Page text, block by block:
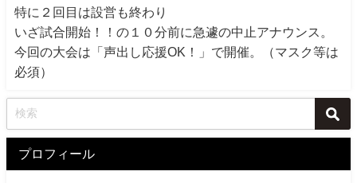
特に２回目は設営も終わり
いざ試合開始！！の１０分前に急遽の中止アナウンス。
今回の大会は「声出し応援OK！」で開催。（マスク等は
必須）
プロフィール